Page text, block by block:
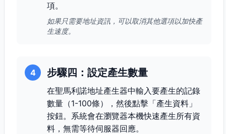
項。
如果只需要地址資訊，可以取消其他選項以加快產
生速度。
4 步驟四：設定產生數量
在聖馬利諾地址產生器中輸入要產生的記錄
數量（1-100條），然後點擊「產生資料」
按鈕。系統會在瀏覽器本機快速產生所有資
料，無需等待伺服器回應。